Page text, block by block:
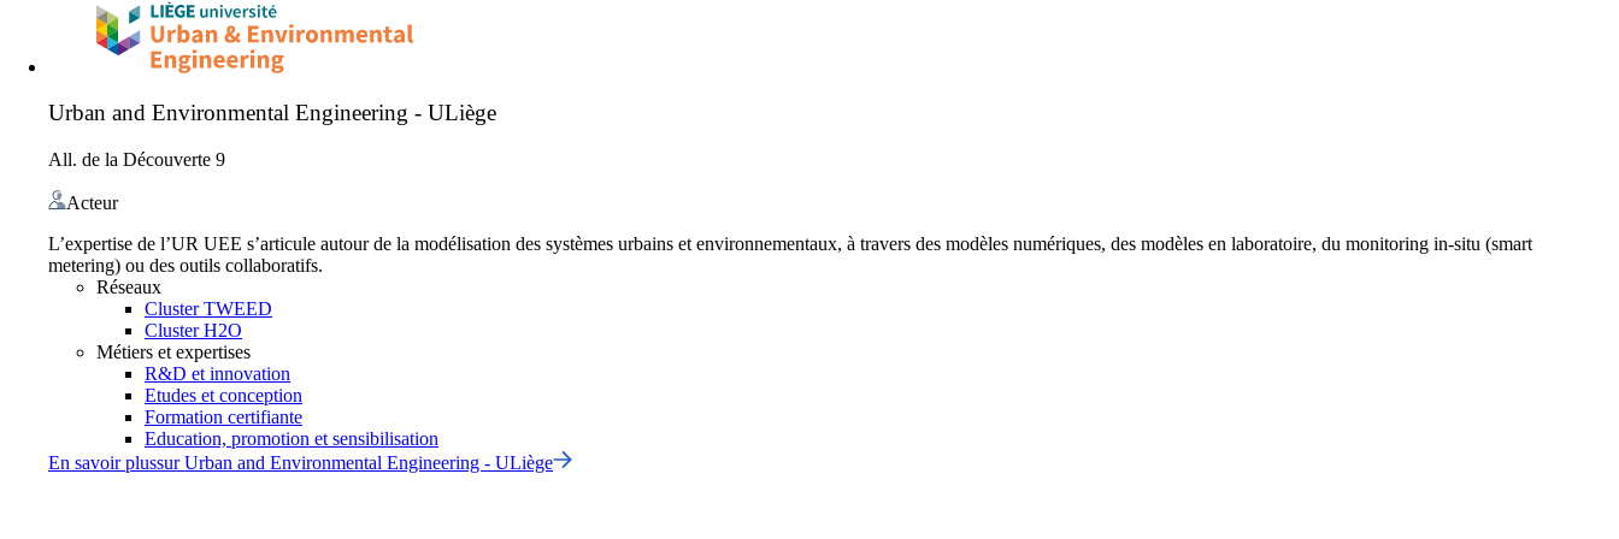
Urban and Environmental Engineering - ULiège
All. de la Découverte 9
Acteur
L’expertise de l’UR UEE s’articule autour de la modélisation des systèmes urbains et environnementaux, à travers des modèles numériques, des modèles en laboratoire, du monitoring in-situ (smart
metering) ou des outils collaboratifs.
Réseaux
Cluster TWEED
Cluster H2O
Métiers et expertises
R&D et innovation
Etudes et conception
Formation certifiante
Education, promotion et sensibilisation
En savoir plussurUrban and Environmental Engineering - ULiège